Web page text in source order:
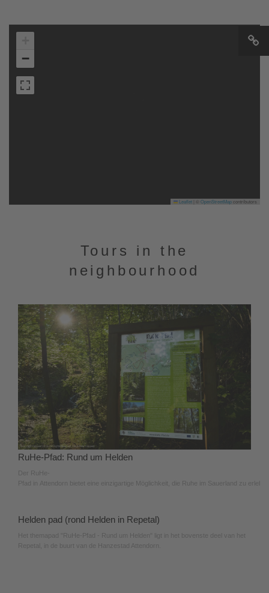
−
Leaflet OpenStreetMapcontributors
Tours in the
neighbourhood
RuHe-Pfad: Rund um Helden
Der RuHe-
Pfad in Attendorn bietet eine einzigartige Möglichkeit, die Ruhe im Sauerland zu
Helden pad (rond Helden in Repetal)
Het themapad "RuHe-Pfad - Rund um Helden" ligt in het bovenste deel van het
Repetal, in de buurt van de Hanzestad Attendorn.